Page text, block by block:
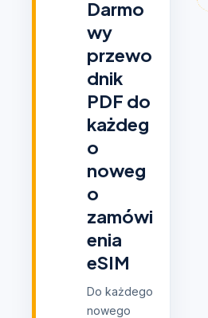
Darmo
wy
przewo
dnik
PDF do
każdeg
o
noweg
o
zamówi
enia
eSIM
Do każdego
nowego